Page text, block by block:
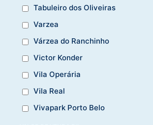
Tabuleiro dos Oliveiras
Varzea
Várzea do Ranchinho
Victor Konder
Vila Operária
Vila Real
Vivapark Porto Belo